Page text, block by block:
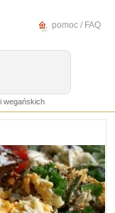
pomoc / FAQ
wegańskich